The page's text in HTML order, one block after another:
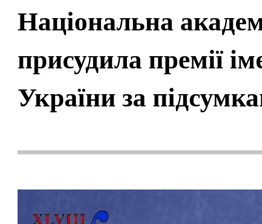
Національна
присудила премії
України за